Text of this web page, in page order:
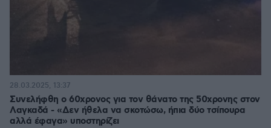
Συνελήφθη ο 60χρονος για τον θάνατο της 50χρονης στον
Λαγκαδά - «Δεν ήθελα να σκοτώσω, ήπια δύο τσίπουρα
αλλά έφαγα» υποστηρίζει
28.03.2025, 13:37